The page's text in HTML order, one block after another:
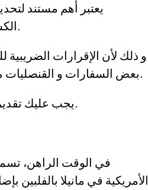
يعتبر أهم مستند
الكشوفات الضريبية الأخيرة لمصلحة الضرائب من السنة الماضية.
و ذلك لأن الإقرارات
بعض السفارات و القنصليات من الرعاة بتقديم الإقرارات الضريبية للسنوات الثلاث الماضية.
يجب عليك تقديم الكشف الضريبي عند نهاية معالجة القضية و ليس في بدايتها.
في الوقت الراهن،
الأمريكية في مانيلا